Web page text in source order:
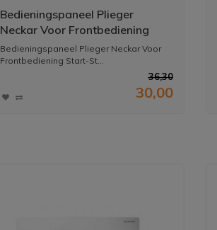
Bedieningspaneel Plieger
Neckar Voor Frontbediening
Start-Stop Wit
Bedieningspaneel Plieger Neckar Voor
Frontbediening Start-St...
36,30
30,00